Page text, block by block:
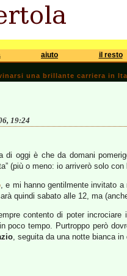
aiuto il resto
una brillante carriera in
19:24
di oggi è che da domani
(più o meno: io arriverò solo con
, e mi hanno gentilmente invitato a
quindi sabato alle 12, ma
contento di poter
poco tempo. Purtroppo però
, seguita da una notte bianca